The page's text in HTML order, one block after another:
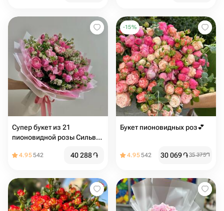
Супер букет из 21
пионовидной розы Сильва
4.95542 40 288֏
-15%
Букет пионовидных роз💕
4.95542 30 069֏35 375֏